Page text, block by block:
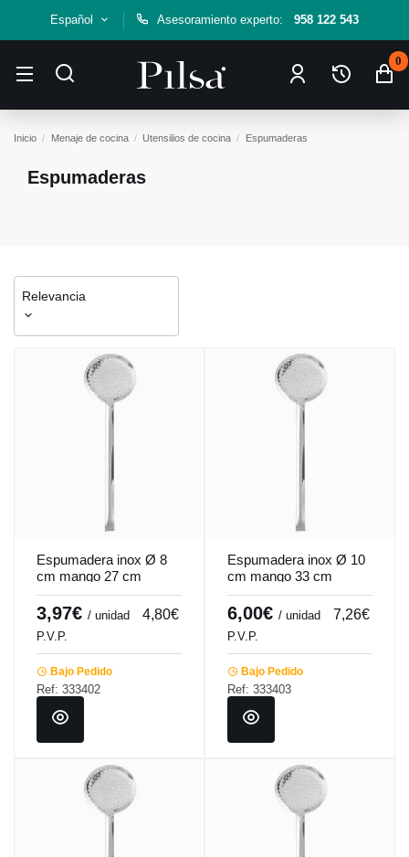
Español Asesoramiento experto: 958 122 543
0
Inicio Menaje de cocina Utensilios de cocina Espumaderas
Espumaderas
Relevancia
Espumadera inox Ø 8
cm mango 27 cm
Pro.cooker
3,97€ / unidad 4,80€
P.V.P.
Bajo Pedido
Ref: 333402
Espumadera inox Ø 10
cm mango 33 cm
Pro.cooker
6,00€ / unidad 7,26€
P.V.P.
Bajo Pedido
Ref: 333403